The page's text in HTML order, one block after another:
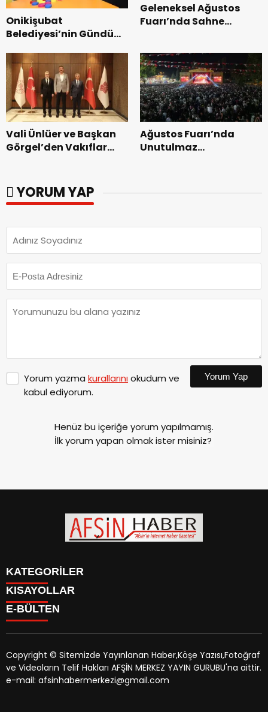
Onikişubat
Belediyesi’nin Gündüz
dönemin ön kayıtları
başladı.
Geleneksel Ağustos
Fuarı’nda Sahne
Vali Ünlüer ve Başkan
Görgel’den Vakıflar
Ağustos Fuarı’nda
Unutulmaz
YORUM YAP
Yorum yazma kurallarınıokudum ve
kabul ediyorum.
Yorum Yap
Henüz bu içeriğe yorum yapılmamış.
İlk yorum yapan olmak ister misiniz?
KATEGORİLER
SİYASET
EĞİTİM
MAGAZİN
MANŞETLER
ÖZEL HABER
KISAYOLLAR
SİYASET
EĞİTİM
KÜLTÜR SANAT
MAGAZİN
MANŞETLER
E-BÜLTEN
afsinhaber.com e-bültenine abone olarak, tarafınıza haber,
duyuru ve kampanya içerikli e-postaların gönderilmesini
Copyright © Sitemizde Yayınlanan Haber,Köşe Yazısı,Fotoğraf
ve Videoların Telif Hakları AFŞİN MERKEZ YAYIN GURUBU'na aittir.
e-mail: afsinhabermerkezi@gmail.com